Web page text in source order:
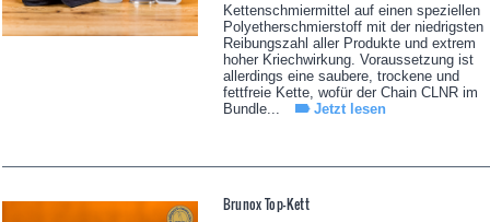
Kettenschmiermittel auf einen speziellen
Polyetherschmierstoff mit der niedrigsten
Reibungszahl aller Produkte und extrem
hoher Kriechwirkung. Voraussetzung ist
allerdings eine saubere, trockene und
fettfreie Kette, wofür der Chain CLNR im
Bundle...
Jetzt lesen
Brunox Top-Kett